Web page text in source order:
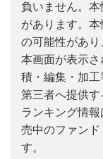
負いません。
があります。
の可能性があり
本画面が表示
積・編集・加
第三者へ提供す
ランキング情
売中のファンド
す。